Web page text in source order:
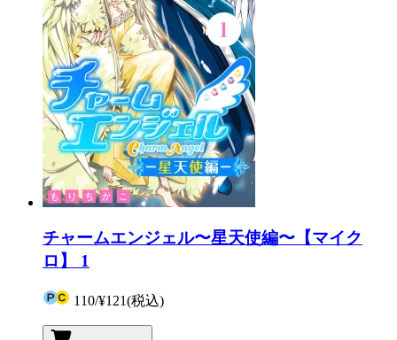
チャームエンジェル〜星天使編〜【マイク
ロ】 1
110/¥121(税込)